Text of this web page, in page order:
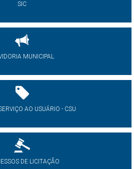
SIC
MUNICIPAL
AO USUÁRIO - CSU
DE LICITAÇÃO